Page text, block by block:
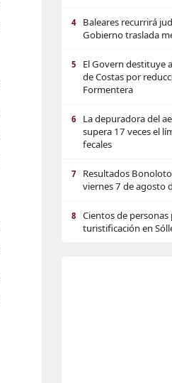
4
Baleares recurrirá
Gobierno traslada
5
El Govern destituye
de Costas por
Formentera
6
La depuradora del
supera 17 veces el
fecales
7
Resultados
viernes 7 de agosto
8
Cientos de
turistificación en